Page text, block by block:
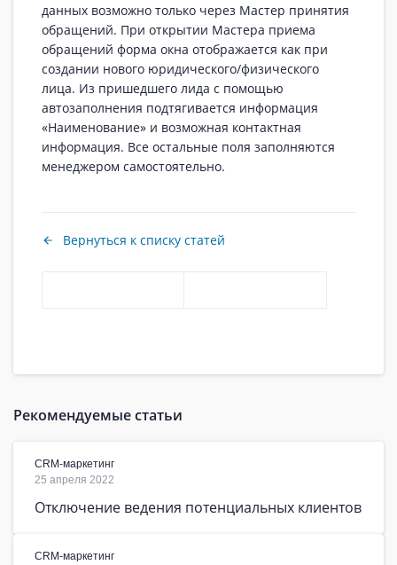
данных возможно только через Мастер принятия
обращений. При открытии Мастера приема
обращений форма окна отображается как при
создании нового юридического/физического
лица. Из пришедшего лида с помощью
автозаполнения подтягивается информация
«Наименование» и возможная контактная
информация. Все остальные поля заполняются
менеджером самостоятельно.
Вернуться к списку статей
Рекомендуемые статьи
CRM-маркетинг
25 апреля 2022
Отключение ведения потенциальных клиентов
CRM-маркетинг